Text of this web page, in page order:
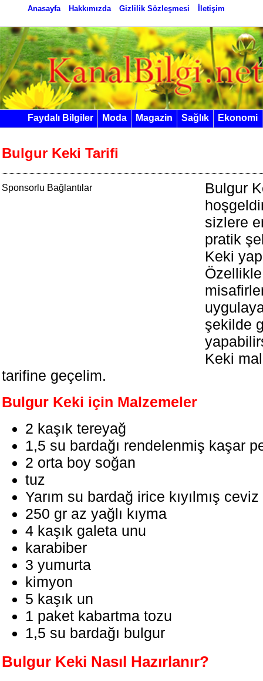
Anasayfa Hakkımızda Gizlilik Sözleşmesi İletişim
Faydalı Bilgiler Moda Magazin Sağlık Ekonomi
Bulgur Keki Tarifi
Sponsorlu Bağlantılar
Bulgur
sizlere
pratik
Keki
şekilde
Keki
tarifine geçelim.
Bulgur Keki için Malzemeler
2 kaşık tereyağ
1,5 su bardağı rendelenmiş kaşar
2 orta boy soğan
tuz
Yarım su bardağ irice kıyılmış ceviz
250 gr az yağlı kıyma
4 kaşık galeta unu
karabiber
3 yumurta
kimyon
5 kaşık un
1 paket kabartma tozu
1,5 su bardağı bulgur
Bulgur Keki Nasıl Hazırlanır?